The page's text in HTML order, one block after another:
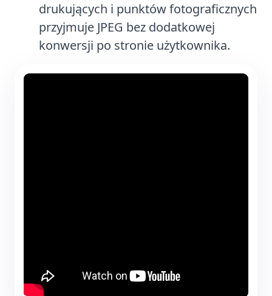
drukujących i punktów fotograficznych
przyjmuje JPEG bez dodatkowej
konwersji po stronie użytkownika.